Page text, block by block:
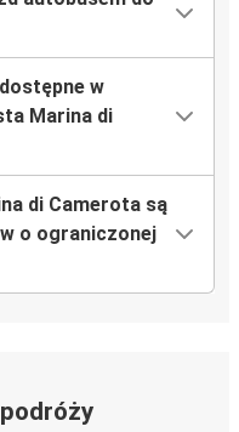
w
Marina di
di Camerota są
o ograniczonej